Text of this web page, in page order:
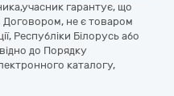
гарантує, що
Договором, не є товаром
Республіки Білорусь або
до Порядку
каталогу,